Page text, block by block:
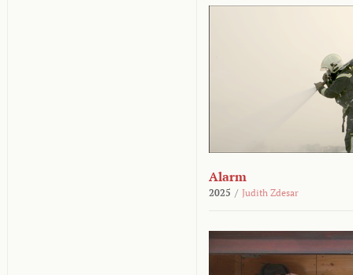
Alarm
2025 / Judith Zdesar